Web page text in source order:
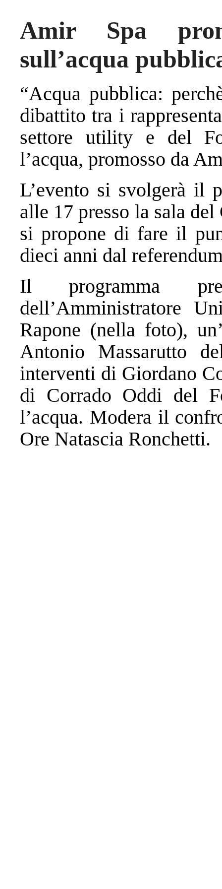
Amir Spa
sull’acqua
“Acqua pubblica:
dibattito tra i
settore utility e del
l’acqua, promosso da
L’evento si svolgerà il
alle 17 presso la sala
si propone di fare il
dieci anni dal
Il programma
dell’Amministratore
Rapone (nella foto),
Antonio Massarutto
interventi di Giordano
di Corrado Oddi del
l’acqua. Modera il
Ore Natascia Ronchetti.